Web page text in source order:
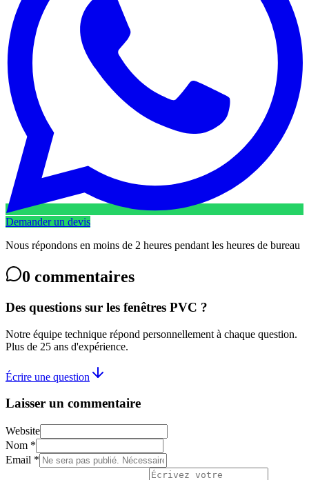
Demander un devis
Nous répondons en moins de 2 heures pendant les heures de bureau
0 commentaires
Des questions sur les fenêtres PVC ?
Notre équipe technique répond personnellement à chaque question.
Plus de 25 ans d'expérience.
Écrire une question
Laisser un commentaire
Website
Nom *
Email *